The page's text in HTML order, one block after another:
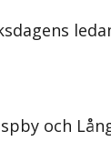
och